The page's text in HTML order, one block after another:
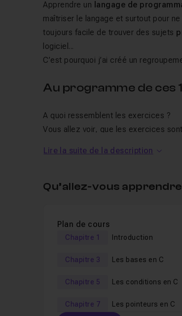
Apprendre un langage de
maîtriser le langage et surtout pour
toujours facile de trouver des sujets
logiciel...
C’est pourquoi j’ai créé un
Au programme de ces
A quoi ressemblent les exercices ?
Vous allez voir, que les exercices sont
les variables,
les tableaux,
les fonctions,
les fichiers,
et bien plus encore...
Dans chacune de ces catégories,
Lire la suite de la description
Qu’allez-vous
Plan de cours
Chapitre 1 Introduction
Chapitre 3 Les bases en C
Chapitre 5 Les conditions en C
Chapitre 7 Les pointeurs en C